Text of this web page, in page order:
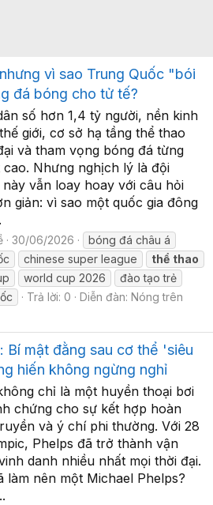
vì sao Trung Quốc "bói
đá bóng cho tử tế?
số hơn 1,4 tỷ người, nền kinh
giới, cơ sở hạ tầng thể thao
và tham vọng bóng đá từng
Nhưng nghịch lý là đội
vẫn loay hoay với câu hỏi
giản: vì sao một quốc gia đông
30/06/2026
bóng đá châu á
chinese super league thể thao
world cup 2026
đào tạo trẻ
Trả lời: 0 Diễn đàn: Nóng trên
Bí mật đằng sau cơ thể 'siêu
hiến không ngừng nghỉ
chỉ là một huyền thoại bơi
chứng cho sự kết hợp hoàn
và ý chí phi thường. Với 28
Phelps đã trở thành vận
danh nhiều nhất mọi thời đại.
làm nên một Michael Phelps?